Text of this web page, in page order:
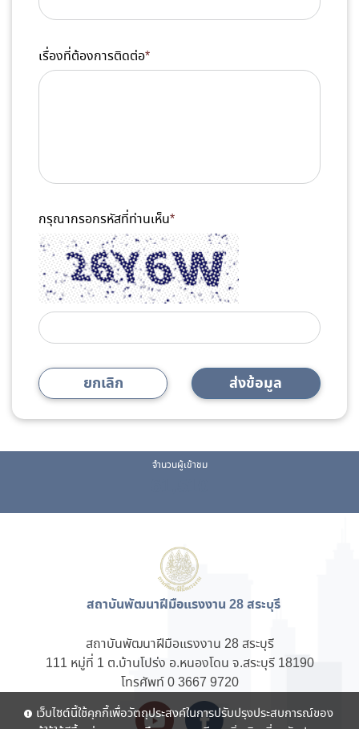
เรื่องที่ต้องการติดต่อ*
กรุณากรอกรหัสที่ท่านเห็น*
ยกเลิก ส่งข้อมูล
จำนวนผู้เข้าชม
สถาบันพัฒนาฝีมือแรงงาน 28 สระบุรี
สถาบันพัฒนาฝีมือแรงงาน 28 สระบุรี
111 หมู่ที่ 1 ต.บ้านโปร่ง อ.หนองโดน จ.สระบุรี 18190
โทรศัพท์ 0 3667 9720
เว็บไซต์นี้ใช้คุกกี้เพื่อวัตถุประสงค์ในการปรับปรุงประสบการณ์ของ